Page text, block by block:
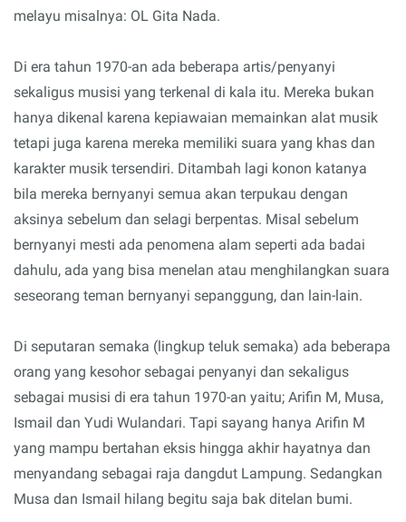
melayu misalnya: OL Gita Nada.
Di era tahun 1970-an ada beberapa artis/penyanyi
sekaligus musisi yang terkenal di kala itu. Mereka bukan
hanya dikenal karena kepiawaian memainkan alat musik
tetapi juga karena mereka memiliki suara yang khas dan
karakter musik tersendiri. Ditambah lagi konon katanya
bila mereka bernyanyi semua akan terpukau dengan
aksinya sebelum dan selagi berpentas. Misal sebelum
bernyanyi mesti ada penomena alam seperti ada badai
dahulu, ada yang bisa menelan atau menghilangkan suara
seseorang teman bernyanyi sepanggung, dan lain-lain.
Di seputaran semaka (lingkup teluk semaka) ada beberapa
orang yang kesohor sebagai penyanyi dan sekaligus
sebagai musisi di era tahun 1970-an yaitu; Arifin M, Musa,
Ismail dan Yudi Wulandari. Tapi sayang hanya Arifin M
yang mampu bertahan eksis hingga akhir hayatnya dan
menyandang sebagai raja dangdut Lampung. Sedangkan
Musa dan Ismail hilang begitu saja bak ditelan bumi.